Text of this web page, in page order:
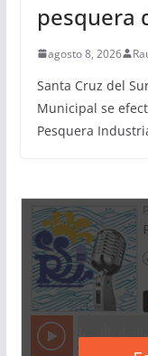
pesquera
agosto 8, 2026
Santa Cruz del
Municipal se
Pesquera